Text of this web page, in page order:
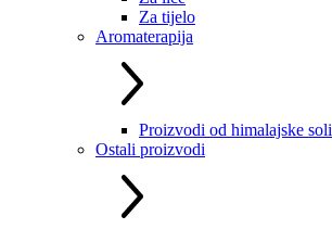
Za tijelo
Aromaterapija
Proizvodi od himalajske soli
Ostali proizvodi